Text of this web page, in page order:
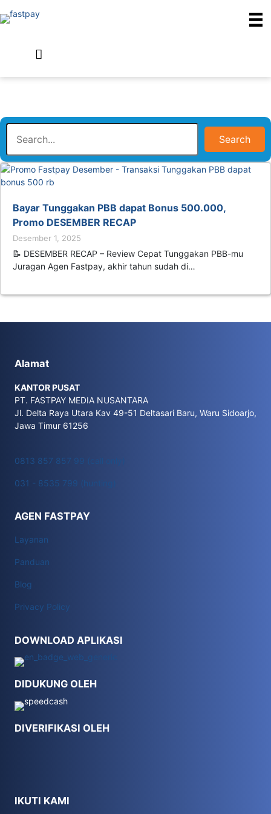
Search
Bayar Tunggakan PBB dapat Bonus 500.000,
Promo DESEMBER RECAP
Desember 1, 2025
📝 DESEMBER RECAP – Review Cepat Tunggakan PBB-mu
Juragan Agen Fastpay, akhir tahun sudah di…
Alamat
KANTOR PUSAT
PT. FASTPAY MEDIA NUSANTARA
Jl. Delta Raya Utara Kav 49-51 Deltasari Baru, Waru Sidoarjo,
Jawa Timur 61256
0813 857 857 99 (call only)
031 - 8535 799 (hunting)
AGEN FASTPAY
Layanan
Panduan
Blog
Privacy Policy
DOWNLOAD APLIKASI
DIDUKUNG OLEH
DIVERIFIKASI OLEH
IKUTI KAMI